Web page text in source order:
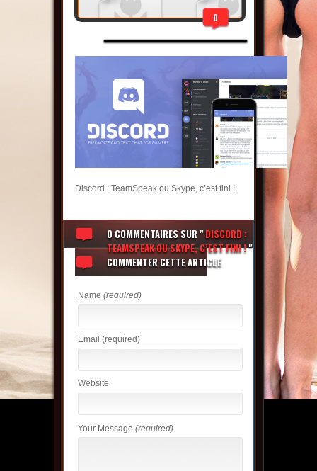
0
Discord : TeamSpeak ou Skype, c’est fini !
0 COMMENTAIRESSUR "DISCORD :
TEAMSPEAK OU SKYPE, C’EST FINI !"
COMMENTER CETTE ARTICLE
Name (required)
Email (required)
Website
Your Message (required)